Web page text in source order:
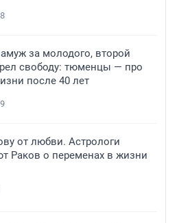
за молодого, второй
свободу: тюменцы — про
после 40 лет
от любви. Астрологи
Раков о переменах в жизни